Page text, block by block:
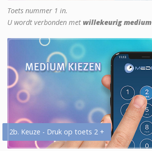
Toets nummer 1 in.
U wordt verbonden met willekeurig medium
2b. Keuze - Druk op toets 2 +